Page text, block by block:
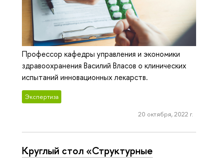
Профессор кафедры управления и экономики
здравоохранения Василий Власов о клинических
испытаний инновационных лекарств.
Экспертиза
20 октября, 2022 г.
Круглый стол «Структурные